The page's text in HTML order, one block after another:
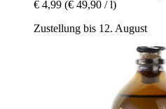
€ 4,99 (€ 49,90 / l)
Zustellung bis 12. August